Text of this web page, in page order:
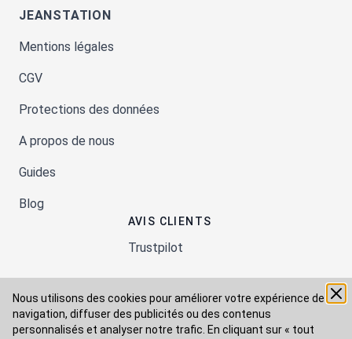
Nous utilisons des cookies pour améliorer votre expérience de
navigation, diffuser des publicités ou des contenus
personnalisés et analyser notre trafic. En cliquant sur « tout
JEANSTATION
Mentions légales
CGV
Protections des données
A propos de nous
Guides
Blog
AVIS CLIENTS
Trustpilot
Moyens de paiement